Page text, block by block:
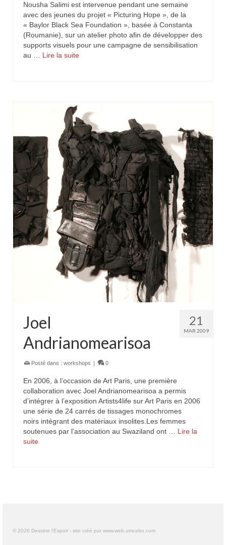
Nousha Salimi est intervenue pendant une semaine
avec des jeunes du projet « Picturing Hope », de la
« Baylor Black Sea Foundation », basée à Constanta
(Roumanie), sur un atelier photo afin de développer des
supports visuels pour une campagne de sensibilisation
au … Lire la suite
21
MAR 2009
Joel
Andrianomearisoa
Posté dans : workshops 0
En 2006, à l’occasion de Art Paris, une première
collaboration avec Joel Andrianomearisoa a permis
d’intégrer à l’exposition Artists4life sur Art Paris en 2006
une série de 24 carrés de tissages monochromes
noirs intégrant des matériaux insolites.Les femmes
soutenues par l’association au Swaziland ont … Lire la
suite
© 2026 Dessine l'Espoir - site créé par www.web.umcebo.com